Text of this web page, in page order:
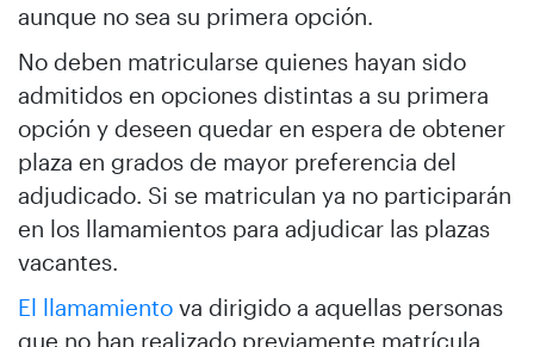
aunque no sea su primera opción.
No deben matricularse quienes hayan sido
admitidos en opciones distintas a su primera
opción y deseen quedar en espera de obtener
plaza en grados de mayor preferencia del
adjudicado. Si se matriculan ya no participarán
en los llamamientos para adjudicar las plazas
vacantes.
El llamamiento va dirigido a aquellas personas
que no han realizado previamente matrícula